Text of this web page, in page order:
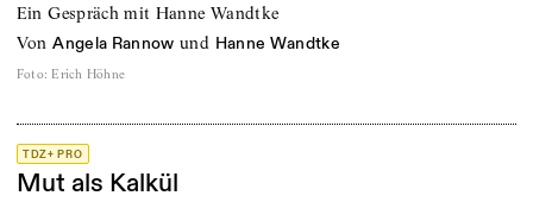
Ein Gespräch mit Hanne Wandtke
von Angela Rannow und Hanne Wandtke
Foto: Erich Höhne
TDZ+ PRO
Mut als Kalkül